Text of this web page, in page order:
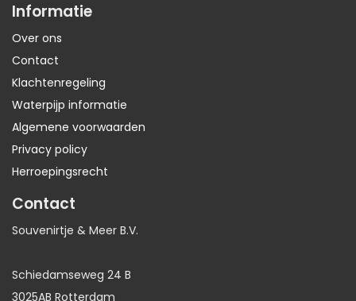
Informatie
Over ons
Contact
Klachtenregeling
Waterpijp informatie
Algemene voorwaarden
Privacy policy
Herroepingsrecht
Contact
Souvenirtje & Meer B.V.
Schiedamseweg 24 B
3025AB Rotterdam